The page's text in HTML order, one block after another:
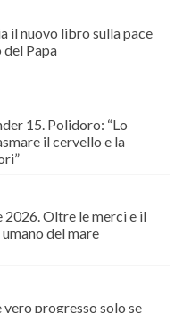
il nuovo libro sulla pace
Papa
15. Polidoro: “Lo
il cervello e la
2026. Oltre le merci e il
del mare
vero progresso solo se